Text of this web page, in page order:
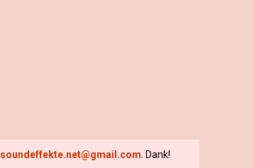
soundeffekte.net@gmail.com . Dank!